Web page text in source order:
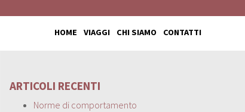
HOME VIAGGI CHI SIAMO CONTATTI
ARTICOLI RECENTI
Norme di comportamento